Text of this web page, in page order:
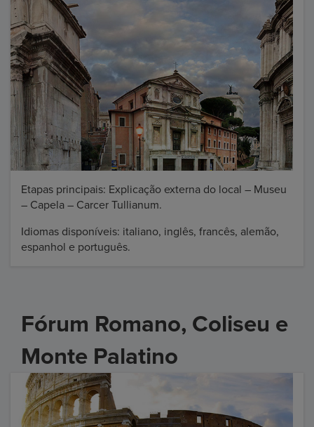
Etapas principais: Explicação externa do local – Museu
– Capela – Carcer Tullianum.
Idiomas disponíveis: italiano, inglês, francês, alemão,
espanhol e português.
Fórum Romano, Coliseu e
Monte Palatino